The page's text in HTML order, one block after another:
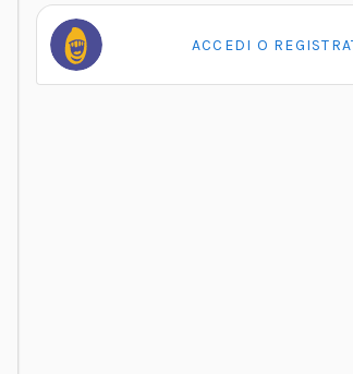
ACCEDI O